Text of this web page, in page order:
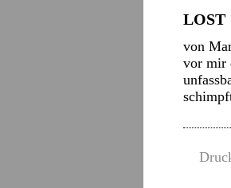
LOST
von
vor mir